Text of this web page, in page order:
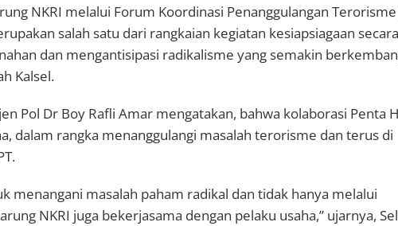
NKRI melalui Forum Koordinasi Penanggulangan Terorisme
salah satu dari rangkaian kegiatan kesiapsiagaan secara
dan mengantisipasi radikalisme yang semakin
Kalsel.
Pol Dr Boy Rafli Amar mengatakan, bahwa kolaborasi Penta
dalam rangka menanggulangi masalah terorisme dan terus di
menangani masalah paham radikal dan tidak hanya melalui
NKRI juga bekerjasama dengan pelaku usaha,” ujarnya,